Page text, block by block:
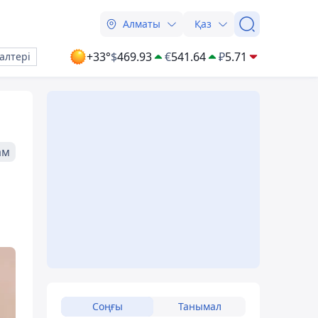
Алматы Қаз
+33°$469.93 €541.64 ₽5.71
Соңғы Танымал